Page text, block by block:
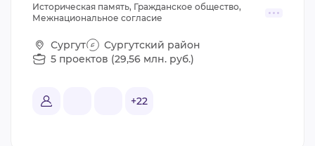
Историческая память, Гражданское общество,
Межнациональное согласие
Сургут
Сургутский район
5 проектов (29,56 млн. руб.)
+22